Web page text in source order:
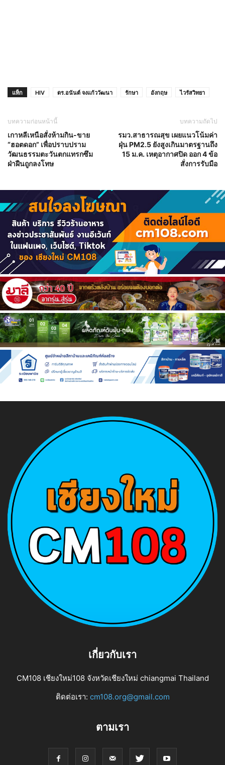
แท็ก HIV ดร.อนันต์ จงแก้ววัฒนา รักษา อังกฤษ ไวรัสวิทยา
บทความก่อนหน้านี้
เกาหลีเหนือสั่งห้ามกิน-ขาย
“ฮอตดอก” เพื่อปราบปราม
วัฒนธรรมตะวันตกแทรกซึม
ฝ่าฝืนถูกลงโทษ
บทความถัดไป
รมว.สาธารณสุข เผยแนวโน้มค่า
ฝุ่น PM2.5 ยังสูงเกินมาตรฐานถึง
15 ม.ค. เหตุอากาศปิด ออก 4 ข้อ
สั่งการรับมือ
เกี่ยวกับเรา
CM108 เชียงใหม่108 จังหวัดเชียงใหม่ chiangmai Thailand
ติดต่อเรา: cm108.org@gmail.com
ตามเรา